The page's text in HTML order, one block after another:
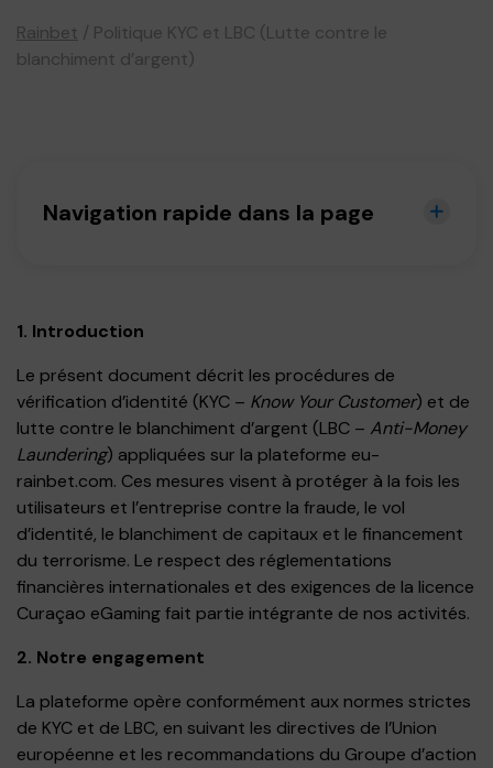
Rainbet / Politique KYC et LBC (Lutte contre le
blanchiment d’argent)
Navigation rapide dans la page
1. Introduction
Le présent document décrit les procédures de
vérification d’identité (KYC – Know Your Customer) et de
lutte contre le blanchiment d’argent (LBC – Anti-Money
Laundering) appliquées sur la plateforme eu-
rainbet.com. Ces mesures visent à protéger à la fois les
utilisateurs et l’entreprise contre la fraude, le vol
d’identité, le blanchiment de capitaux et le financement
du terrorisme. Le respect des réglementations
financières internationales et des exigences de la licence
Curaçao eGaming fait partie intégrante de nos activités.
2. Notre engagement
La plateforme opère conformément aux normes strictes
de KYC et de LBC, en suivant les directives de l’Union
européenne et les recommandations du Groupe d’action